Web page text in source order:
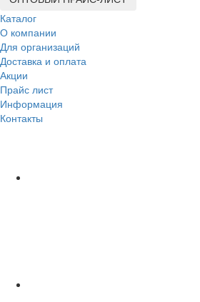
Каталог
О компании
Для организаций
Доставка и оплата
Акции
Прайс лист
Информация
Контакты